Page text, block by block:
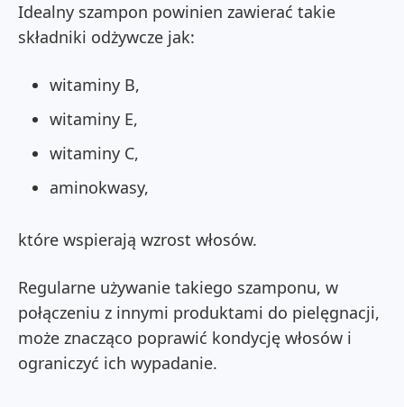
Idealny szampon powinien zawierać takie
składniki odżywcze jak:
witaminy B,
witaminy E,
witaminy C,
aminokwasy,
które wspierają wzrost włosów.
Regularne używanie takiego szamponu, w
połączeniu z innymi produktami do pielęgnacji,
może znacząco poprawić kondycję włosów i
ograniczyć ich wypadanie.